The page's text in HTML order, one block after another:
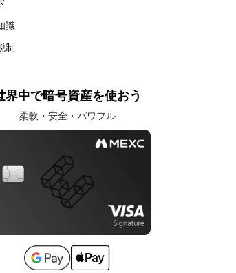
識
制
界中で暗号資産を使おう
柔軟・安全・パワフル